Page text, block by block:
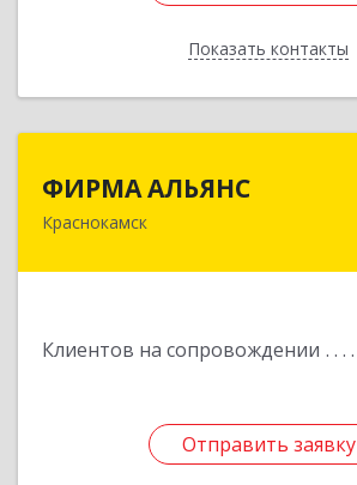
Показать контакты
Назад
ФИРМА АЛЬЯНС
Краснокамск
Клиентов на сопровождении
Отправить заявку
Отправить заявку